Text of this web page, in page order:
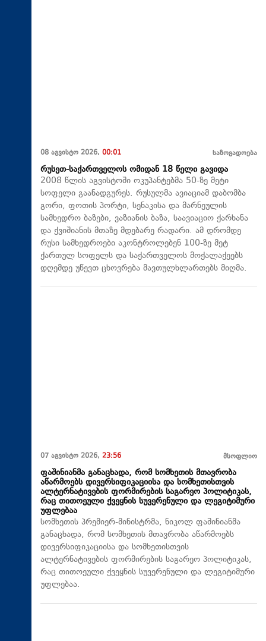
08 აგვისტო 2026, 00:01 საზოგადოება
რუსეთ-საქართველოს ომიდან 18 წელი გავიდა
2008 წლის აგვისტოში ოკუპანტებმა 50-ზე მეტი
სოფელი გაანადგურეს. რუსულმა ავიაციამ დაბომბა
გორი, ფოთის პორტი, სენაკისა და მარნეულის
სამხედრო ბაზები, ვაზიანის ბაზა, საავიაციო ქარხანა
და ქვიშიანის მთაზე მდებარე რადარი. ამ დრომდე
რუსი სამხედროები აკონტროლებენ 100-ზე მეტ
ქართულ სოფელს და საქართველოს მოქალაქეებს
დღემდე უწევთ ცხოვრება მავთულხლართებს მიღმა.
07 აგვისტო 2026, 23:56 მსოფლიო
ფაშინიანმა განაცხადა, რომ სომხეთის მთავრობა
აწარმოებს დივერსიფიკაციისა და სომხეთისთვის
ალტერნატივების ფორმირების საგარეო პოლიტიკას,
რაც თითოეული ქვეყნის სუვერენული და ლეგიტიმური
უფლებაა
სომხეთის პრემიერ-მინისტრმა, ნიკოლ ფაშინიანმა
განაცხადა, რომ სომხეთის მთავრობა აწარმოებს
დივერსიფიკაციისა და სომხეთისთვის
ალტერნატივების ფორმირების საგარეო პოლიტიკას,
რაც თითოეული ქვეყნის სუვერენული და ლეგიტიმური
უფლებაა.